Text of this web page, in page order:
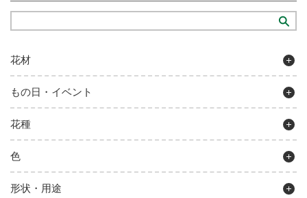
花材
もの日・イベント
花種
色
形状・用途